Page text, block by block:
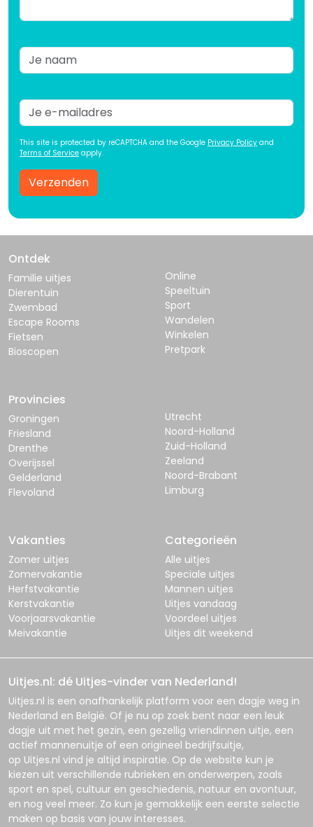
This site is protected by reCAPTCHA and the Google Privacy Policy and
Terms of Service apply.
Verzenden
Ontdek
Familie uitjes
Dierentuin
Zwembad
Escape Rooms
Fietsen
Bioscopen
Online
Speeltuin
Sport
Wandelen
Winkelen
Pretpark
Provincies
Groningen
Friesland
Drenthe
Overijssel
Gelderland
Flevoland
Utrecht
Noord-Holland
Zuid-Holland
Zeeland
Noord-Brabant
Limburg
Vakanties
Zomer uitjes
Zomervakantie
Herfstvakantie
Kerstvakantie
Voorjaarsvakantie
Meivakantie
Categorieën
Alle uitjes
Speciale uitjes
Mannen uitjes
Uitjes vandaag
Voordeel uitjes
Uitjes dit weekend
Uitjes.nl: dé Uitjes-vinder van Nederland!
Uitjes.nl is een onafhankelijk platform voor een dagje weg in
Nederland en België. Of je nu op zoek bent naar een leuk
dagje uit met het gezin, een gezellig vriendinnen uitje, een
actief mannenuitje of een origineel bedrijfsuitje,
op Uitjes.nl vind je altijd inspiratie. Op de website kun je
kiezen uit verschillende rubrieken en onderwerpen, zoals
sport en spel, cultuur en geschiedenis, natuur en avontuur,
en nog veel meer. Zo kun je gemakkelijk een eerste selectie
maken op basis van jouw interesses.